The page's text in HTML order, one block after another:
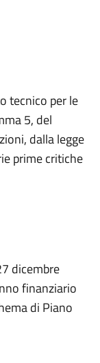
tecnico per le
5, del
dalla legge
prime critiche
dicembre
finanziario
di Piano